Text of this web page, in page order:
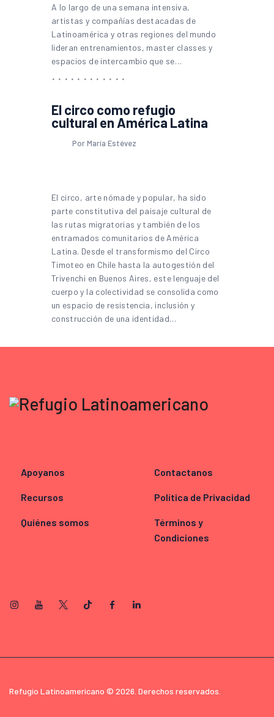
A lo largo de una semana intensiva,
artistas y compañías destacadas de
Latinoamérica y otras regiones del mundo
lideran entrenamientos, master classes y
espacios de intercambio que se…
El circo como refugio
cultural en América Latina
Por María Estévez
El circo, arte nómade y popular, ha sido
parte constitutiva del paisaje cultural de
las rutas migratorias y también de los
entramados comunitarios de América
Latina. Desde el transformismo del Circo
Timoteo en Chile hasta la autogestión del
Trivenchi en Buenos Aires, este lenguaje del
cuerpo y la colectividad se consolida como
un espacio de resistencia, inclusión y
construcción de una identidad…
Apoyanos
Recursos
Quiénes somos
Contactanos
Política de Privacidad
Términos y
Condiciones
Refugio Latinoamericano © 2026. Derechos reservados.